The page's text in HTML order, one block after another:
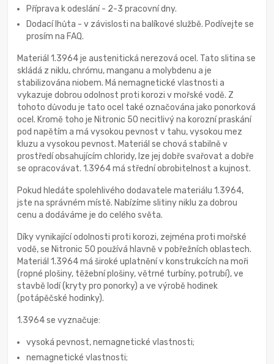
Příprava k odeslání - 2-3 pracovní dny.
Dodací lhůta - v závislosti na balíkové službě. Podívejte se
prosím na FAQ.
Materiál 1.3964 je austenitická nerezová ocel. Tato slitina se
skládá z niklu, chrómu, manganu a molybdenu a je
stabilizována niobem. Má nemagnetické vlastnosti a
vykazuje dobrou odolnost proti korozi v mořské vodě. Z
tohoto důvodu je tato ocel také označována jako ponorková
ocel. Kromě toho je Nitronic 50 necitlivý na korozní praskání
pod napětím a má vysokou pevnost v tahu, vysokou mez
kluzu a vysokou pevnost. Materiál se chová stabilně v
prostředí obsahujícím chloridy, lze jej dobře svařovat a dobře
se opracovávat. 1.3964 má střední obrobitelnost a kujnost.
Pokud hledáte spolehlivého dodavatele materiálu 1.3964,
jste na správném místě. Nabízíme slitiny niklu za dobrou
cenu a dodáváme je do celého světa.
Díky vynikající odolnosti proti korozi, zejména proti mořské
vodě, se Nitronic 50 používá hlavně v pobřežních oblastech.
Materiál 1.3964 má široké uplatnění v konstrukcích na moři
(ropné plošiny, těžební plošiny, větrné turbíny, potrubí), ve
stavbě lodí (kryty pro ponorky) a ve výrobě hodinek
(potápěčské hodinky).
1.3964 se vyznačuje:
vysoká pevnost, nemagnetické vlastnosti;
nemagnetické vlastnosti;